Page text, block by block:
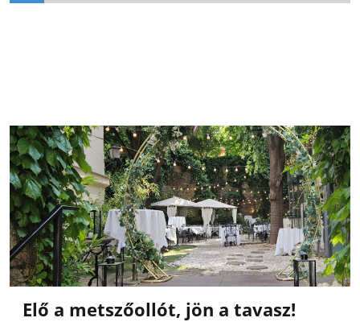
Elő a metszőollót, jön a tavasz!